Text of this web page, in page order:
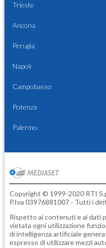
Trieste
Ancona
Perugia
Napoli
Campobasso
Potenza
Palermo
Copyright © 1999-2020 RTI
P.Iva 03976881007 - Tutti i
Rispetto ai contenuti e ai dati
vietata ogni utilizzazione
di intelligenza artificiale
espresso di utilizzare mezzi